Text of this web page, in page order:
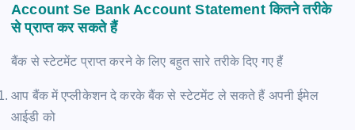
Account Se Bank Account Statement कितने तरीके
से प्राप्त कर सकते हैं
बैंक से स्टेटमेंट प्राप्त करने के लिए बहुत सारे तरीके दिए गए हैं
आप बैंक में एप्लीकेशन दे करके बैंक से स्टेटमेंट ले सकते हैं अपनी ईमेल
आईडी को